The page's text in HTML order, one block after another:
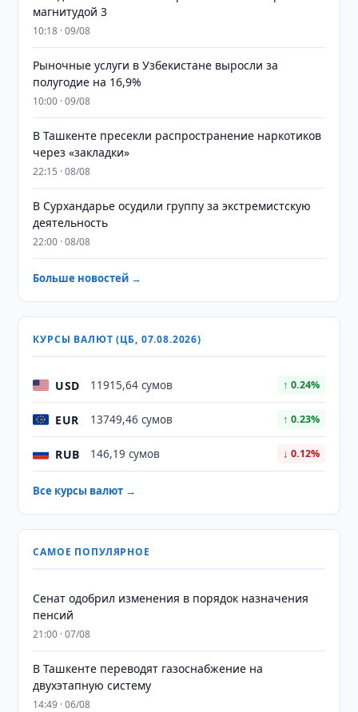
магнитудой 3
10:18 · 09/08
Рыночные услуги в Узбекистане выросли за
полугодие на 16,9%
10:00 · 09/08
В Ташкенте пресекли распространение наркотиков
через «закладки»
22:15 · 08/08
В Сурхандарье осудили группу за экстремистскую
деятельность
22:00 · 08/08
Больше новостей →
КУРСЫ ВАЛЮТ (ЦБ, 07.08.2026)
USD 11915,64 сумов ↑ 0.24%
EUR 13749,46 сумов ↑ 0.23%
RUB 146,19 сумов ↓ 0.12%
Все курсы валют →
САМОЕ ПОПУЛЯРНОЕ
Сенат одобрил изменения в порядок назначения
пенсий
21:00 · 07/08
В Ташкенте переводят газоснабжение на
двухэтапную систему
14:49 · 06/08